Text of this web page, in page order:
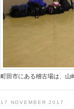
町田市にある稽古場は、山
17 NOVEMBER 2017